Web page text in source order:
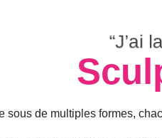
“J’ai l
sous de multiples formes,